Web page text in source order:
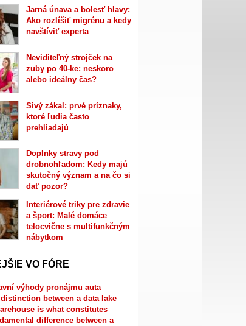
Jarná únava a bolesť hlavy:
Ako rozlíšiť migrénu a kedy
navštíviť experta
Neviditeľný strojček na
zuby po 40-ke: neskoro
alebo ideálny čas?
Sivý zákal: prvé príznaky,
ktoré ľudia často
prehliadajú
Doplnky stravy pod
drobnohľadom: Kedy majú
skutočný význam a na čo si
dať pozor?
Interiérové triky pre zdravie
a šport: Malé domáce
telocvične s multifunkčným
nábytkom
VO FÓRE
výhody pronájmu auta
between a data lake
is what constitutes
difference between a